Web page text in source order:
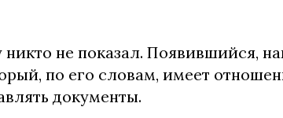
не показал. Появившийся,
по его словам, имеет
документы.